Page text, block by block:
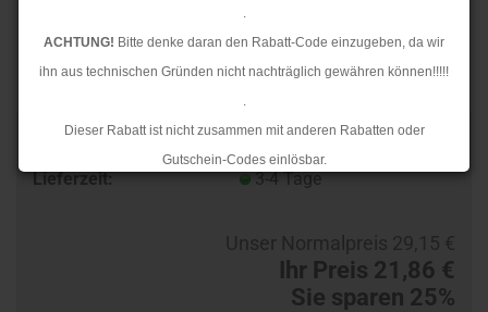
.
ACHTUNG! Bitte denke daran den Rabatt-Code einzugeben, da wir
ihn aus technischen Gründen nicht nachträglich gewähren können!!!!!
.
Dieser Rabatt ist nicht zusammen mit anderen Rabatten oder
Gutschein-Codes einlösbar.
.
Lieferzeit:
3-4 Tage
Ihr Preis 21,86 €
Sie sparen 25%